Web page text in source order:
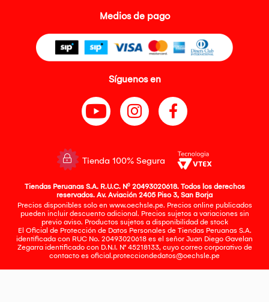
Medios de pago
Síguenos en
Tienda 100% Segura
Tiendas Peruanas S.A. R.U.C. Nº 20493020618. Todos los derechos
reservados. Av. Aviación 2405 Piso 3, San Borja
Precios disponibles solo en www.oechsle.pe. Precios online publicados
pueden incluir descuento adicional. Precios sujetos a variaciones sin
previo aviso. Productos sujetos a disponibilidad de stock
El Oficial de Protección de Datos Personales de Tiendas Peruanas S.A.
identificada con RUC No. 20493020618 es el señor Juan Diego Gavelan
Zegarra identificado con D.N.I. N° 45218133, cuyo correo corporativo de
contacto es oficial.protecciondedatos@oechsle.pe